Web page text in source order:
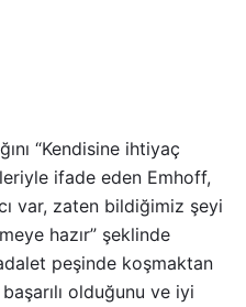
“Kendisine ihtiyaç
ifade eden Emhoff,
var, zaten bildiğimiz şeyi
hazır” şeklinde
peşinde koşmaktan
başarılı olduğunu ve iyi